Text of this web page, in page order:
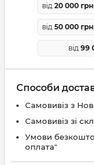
від 20 000 грн
від 50 000 грн
від 99
Способи
Самовивіз з
Самовивіз зі
Умови
оплата"